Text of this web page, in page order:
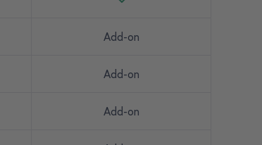
Add-on
Add-on
Add-on